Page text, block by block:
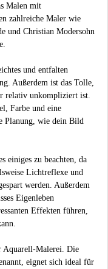
Malen mit
zahlreiche Maler wie
und Christian Modersohn
und entfalten
Außerdem ist das Tolle,
relativ unkompliziert ist.
Farbe und eine
Planung, wie dein Bild
einiges zu beachten, da
Lichtreflexe und
werden. Außerdem
Eigenleben
Effekten führen,
Aquarell-Malerei. Die
eignet sich ideal für